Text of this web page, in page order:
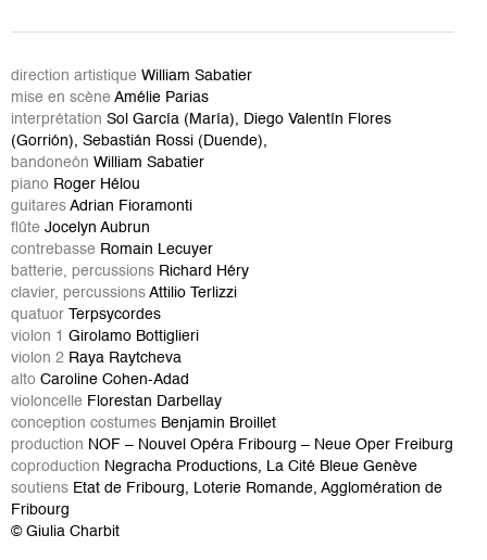
direction artistique William Sabatier
mise en scène Amélie Parias
interprétation Sol García (María), Diego Valentín Flores
(Gorrión), Sebastián Rossi (Duende),
bandoneón William Sabatier
piano Roger Hélou
guitares Adrian Fioramonti
flûte Jocelyn Aubrun
contrebasse Romain Lecuyer
batterie, percussions Richard Héry
clavier, percussions Attilio Terlizzi
quatuor Terpsycordes
violon 1 Girolamo Bottiglieri
violon 2 Raya Raytcheva
alto Caroline Cohen-Adad
violoncelle Florestan Darbellay
conception costumes Benjamin Broillet
production NOF – Nouvel Opéra Fribourg – Neue Oper Freiburg
coproduction Negracha Productions, La Cité Bleue Genève
soutiens Etat de Fribourg, Loterie Romande, Agglomération de
Fribourg
© Giulia Charbit